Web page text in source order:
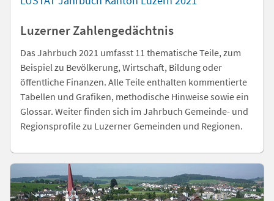
Luzerner Zahlengedächtnis
Das Jahrbuch 2021 umfasst 11 thematische Teile, zum
Beispiel zu Bevölkerung, Wirtschaft, Bildung oder
öffentliche Finanzen. Alle Teile enthalten kommentierte
Tabellen und Grafiken, methodische Hinweise sowie ein
Glossar. Weiter finden sich im Jahrbuch Gemeinde- und
Regionsprofile zu Luzerner Gemeinden und Regionen.